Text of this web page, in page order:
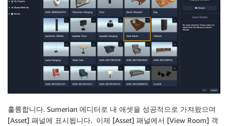
훌륭합니다. Sumerian 에디터로 내 애셋을 성공적으로 가져왔으며
[Asset] 패널에 표시됩니다. 이제 [Asset] 패널에서 [View Room] 객